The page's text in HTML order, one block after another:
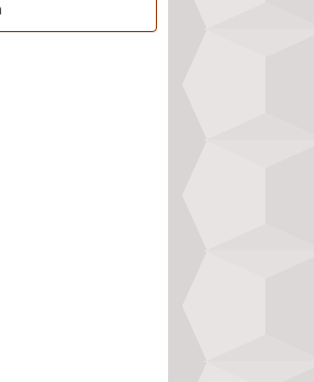
8x -7x -6x giá rẻ nhất thị
- Click xem ngay